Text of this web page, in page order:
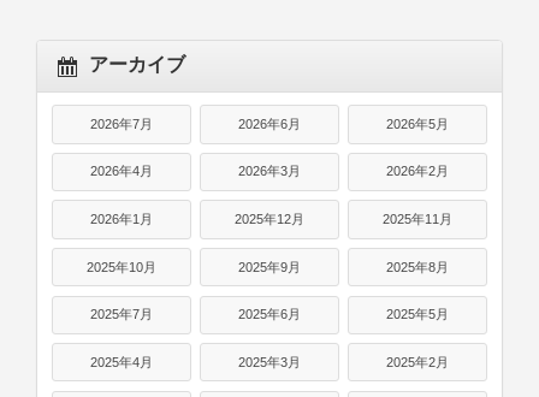
アーカイブ
2026年7月 2026年6月 2026年5月
2026年4月 2026年3月 2026年2月
2026年1月 2025年12月 2025年11月
2025年10月 2025年9月 2025年8月
2025年7月 2025年6月 2025年5月
2025年4月 2025年3月 2025年2月